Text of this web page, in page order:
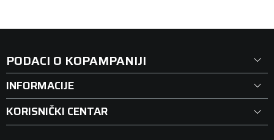
PODACI O KOPAMPANIJI
INFORMACIJE
KORISNIČKI CENTAR